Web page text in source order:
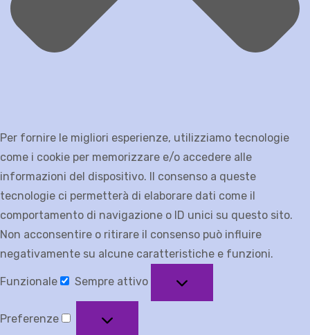
Per fornire le migliori esperienze, utilizziamo tecnologie
come i cookie per memorizzare e/o accedere alle
informazioni del dispositivo. Il consenso a queste
tecnologie ci permetterà di elaborare dati come il
comportamento di navigazione o ID unici su questo sito.
Non acconsentire o ritirare il consenso può influire
negativamente su alcune caratteristiche e funzioni.
Funzionale
Sempre attivo
Preferenze